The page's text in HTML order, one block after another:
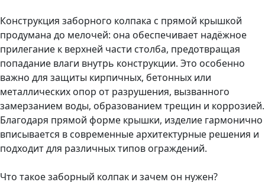
Конструкция заборного колпака с прямой крышкой
продумана до мелочей: она обеспечивает надёжное
прилегание к верхней части столба, предотвращая
попадание влаги внутрь конструкции. Это особенно
важно для защиты кирпичных, бетонных или
металлических опор от разрушения, вызванного
замерзанием воды, образованием трещин и коррозией.
Благодаря прямой форме крышки, изделие гармонично
вписывается в современные архитектурные решения и
подходит для различных типов ограждений.
Что такое заборный колпак и зачем он нужен?